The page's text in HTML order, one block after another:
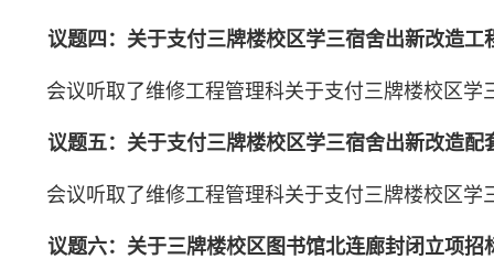
议题四：关于支付三牌楼校区学三宿舍出新改造工
会议听取了维修工程管理科关于支付三牌楼校区学
议题五：关于支付三牌楼校区学三宿舍出新改造配
会议听取了维修工程管理科关于支付三牌楼校区
议题六：关于三牌楼校区图书馆北连廊封闭立项招